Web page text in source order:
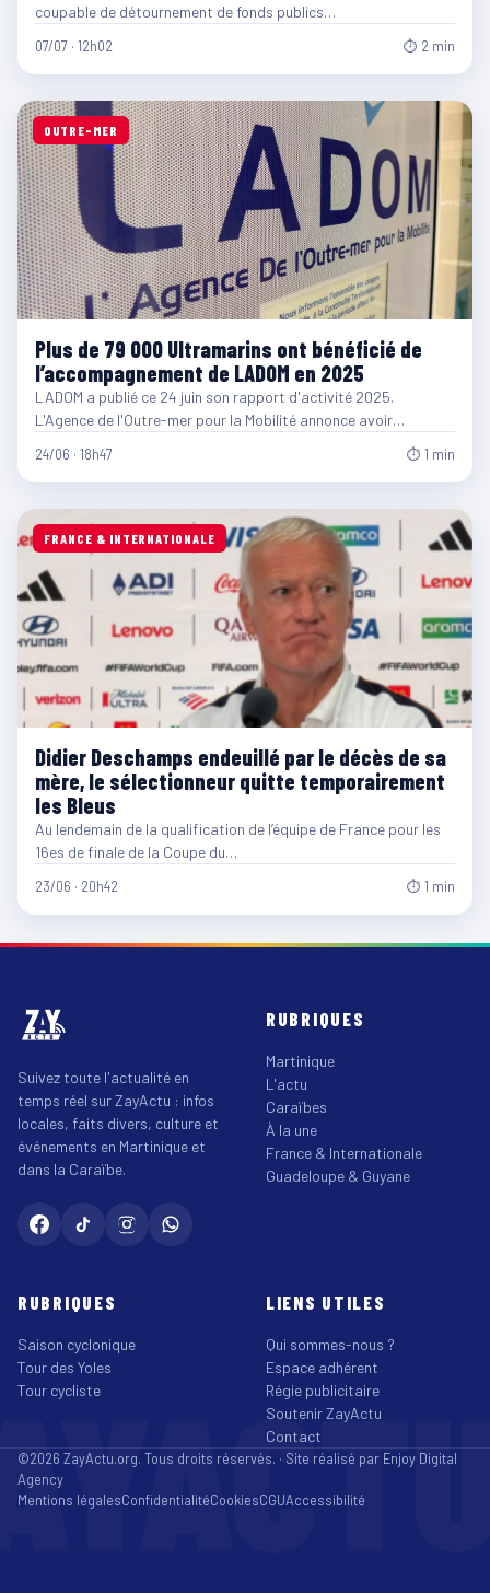
coupable de détournement de fonds publics…
07/07 · 12h02 ⏱ 2 min
OUTRE-MER
Plus de 79 000 Ultramarins ont bénéficié de
l’accompagnement de LADOM en 2025
LADOM a publié ce 24 juin son rapport d'activité 2025.
L'Agence de l'Outre-mer pour la Mobilité annonce avoir…
24/06 · 18h47 ⏱ 1 min
FRANCE & INTERNATIONALE
Didier Deschamps endeuillé par le décès de sa
mère, le sélectionneur quitte temporairement
les Bleus
Au lendemain de la qualification de l’équipe de France pour les
16es de finale de la Coupe du…
23/06 · 20h42 ⏱ 1 min
Suivez toute l'actualité en
temps réel sur ZayActu : infos
locales, faits divers, culture et
événements en Martinique et
dans la Caraïbe.
RUBRIQUES
Martinique
L'actu
Caraïbes
À la une
France & Internationale
Guadeloupe & Guyane
RUBRIQUES
Saison cyclonique
Tour des Yoles
Tour cycliste
LIENS UTILES
Qui sommes-nous ?
Espace adhérent
Régie publicitaire
Soutenir ZayActu
Contact
©2026 ZayActu.org. Tous droits réservés. · Site réalisé par Enjoy Digital
Agency
Mentions légalesConfidentialitéCookiesCGUAccessibilité